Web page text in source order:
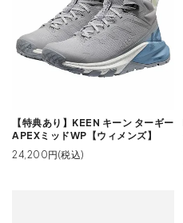
【特典あり】KEEN キーン ターギー
APEXミッドWP【ウィメンズ】
24,200円(税込)